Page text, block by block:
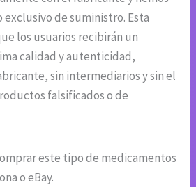
de suministro. Esta
los usuarios recibirán un
calidad y autenticidad,
sin intermediarios y sin el
falsificados o de
este tipo de medicamentos
o eBay.